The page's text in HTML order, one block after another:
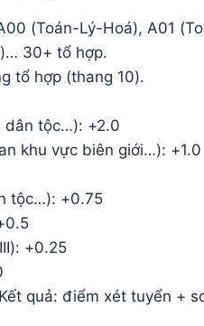
(Toán-Lý-Hoá), A01
30+ tổ hợp.
tổ hợp (thang 10).
dân tộc…): +2.0
khu vực biên giới…): +1.0
tộc…): +0.75
+0.25
quả: điểm xét tuyển +